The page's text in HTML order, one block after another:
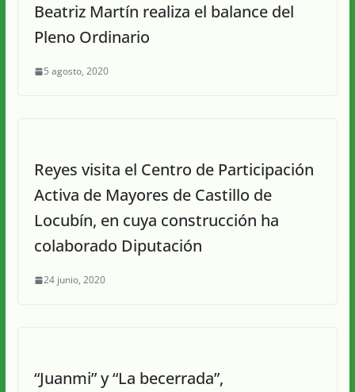
Beatriz Martín realiza el balance del
Pleno Ordinario
5 agosto, 2020
Reyes visita el Centro de Participación
Activa de Mayores de Castillo de
Locubín, en cuya construcción ha
colaborado Diputación
24 junio, 2020
“Juanmi” y “La becerrada”,